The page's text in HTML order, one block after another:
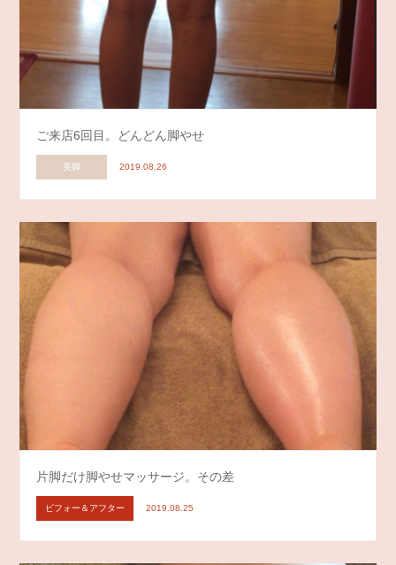
ご来店6回目。どんどん脚やせ
美脚 2019.08.26
片脚だけ脚やせマッサージ。その差
ビフォー＆アフター 2019.08.25